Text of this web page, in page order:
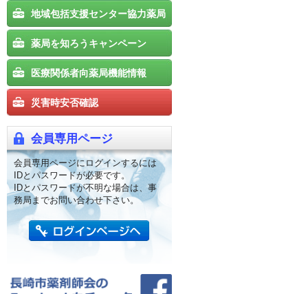
地域包括支援センター協力薬局
薬局を知ろうキャンペーン
医療関係者向薬局機能情報
災害時安否確認
会員専用ページ
会員専用ページにログインするには
IDとパスワードが必要です。
IDとパスワードが不明な場合は、事
務局までお問い合わせ下さい。